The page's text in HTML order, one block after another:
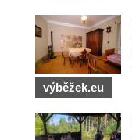
výběžek.eu